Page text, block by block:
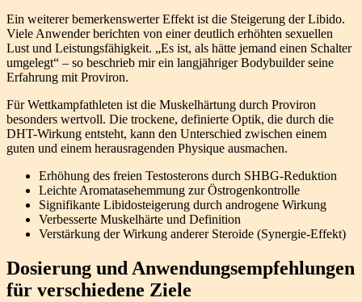
Ein weiterer bemerkenswerter Effekt ist die Steigerung der Libido.
Viele Anwender berichten von einer deutlich erhöhten sexuellen
Lust und Leistungsfähigkeit. „Es ist, als hätte jemand einen Schalter
umgelegt“ – so beschrieb mir ein langjähriger Bodybuilder seine
Erfahrung mit Proviron.
Für Wettkampfathleten ist die Muskelhärtung durch Proviron
besonders wertvoll. Die trockene, definierte Optik, die durch die
DHT-Wirkung entsteht, kann den Unterschied zwischen einem
guten und einem herausragenden Physique ausmachen.
Erhöhung des freien Testosterons durch SHBG-Reduktion
Leichte Aromatasehemmung zur Östrogenkontrolle
Signifikante Libidosteigerung durch androgene Wirkung
Verbesserte Muskelhärte und Definition
Verstärkung der Wirkung anderer Steroide (Synergie-Effekt)
Dosierung und Anwendungsempfehlungen
für verschiedene Ziele